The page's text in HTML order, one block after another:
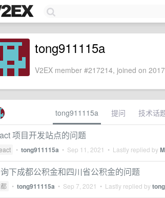
tong911115a
V2EX member #217214, joined on
tong911115a 提问 技术话
项目开发站点的问题
• tong911115a • Sep 11, 2021 • Lastly replied by
下成都公积金和四川省公积金的问题
• tong911115a • Sep 7, 2021 • Lastly replied by